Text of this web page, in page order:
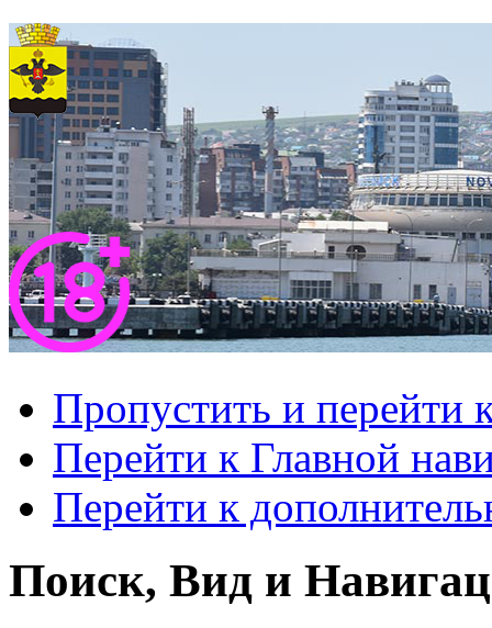
Пропустить и перейти
Перейти к Главной
Перейти к
Поиск, Вид и